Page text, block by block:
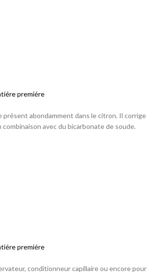
premiére
présent abondamment dans le citron. Il
avec du bicarbonate de soude.
premiére
conditionneur capillaire ou encore